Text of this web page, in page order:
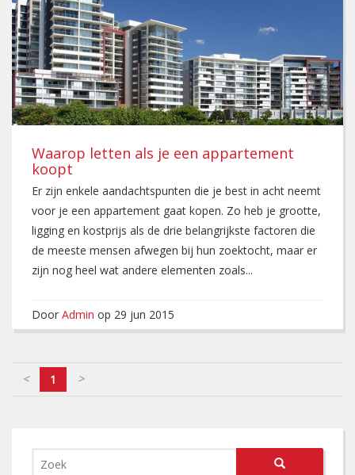
Waarop letten als je een appartement
koopt
Er zijn enkele aandachtspunten die je best in acht neemt
voor je een appartement gaat kopen. Zo heb je grootte,
ligging en kostprijs als de drie belangrijkste factoren die
de meeste mensen afwegen bij hun zoektocht, maar er
zijn nog heel wat andere elementen zoals...
Door Admin op 29 jun 2015
< 1 >